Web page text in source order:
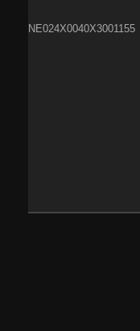
NE024X0040X3001155